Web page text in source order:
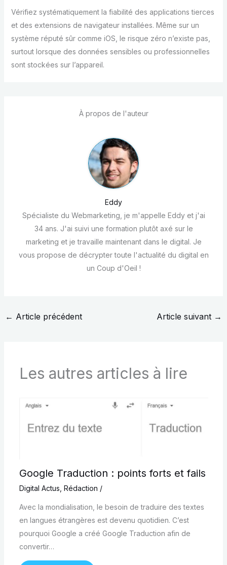
Vérifiez systématiquement la fiabilité des applications tierces
et des extensions de navigateur installées. Même sur un
système réputé sûr comme iOS, le risque zéro n’existe pas,
surtout lorsque des données sensibles ou professionnelles
sont stockées sur l’appareil.
À propos de l'auteur
Eddy
Spécialiste du Webmarketing, je m'appelle Eddy et j'ai
34 ans. J'ai suivi une formation plutôt axé sur le
marketing et je travaille maintenant dans le digital. Je
vous propose de décrypter toute l'actualité du digital en
un Coup d'Oeil !
← Article précédent Article suivant →
Les autres articles à lire
Google Traduction : points forts et fails
Digital Actus Rédaction /
Avec la mondialisation, le besoin de traduire des textes
en langues étrangères est devenu quotidien. C’est
pourquoi Google a créé Google Traduction afin de
convertir…